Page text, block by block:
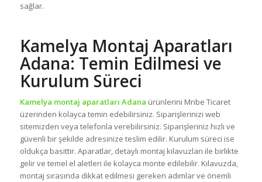
sağlar.
Kamelya Montaj Aparatları
Adana: Temin Edilmesi ve
Kurulum Süreci
Kamelya montaj aparatları Adana ürünlerini Mnbe Ticaret
üzerinden kolayca temin edebilirsiniz. Siparişlerinizi web
sitemizden veya telefonla verebilirsiniz. Siparişleriniz hızlı ve
güvenli bir şekilde adresinize teslim edilir. Kurulum süreci ise
oldukça basittir. Aparatlar, detaylı montaj kılavuzları ile birlikte
gelir ve temel el aletleri ile kolayca monte edilebilir. Kılavuzda,
montaj sırasında dikkat edilmesi gereken adımlar ve önemli